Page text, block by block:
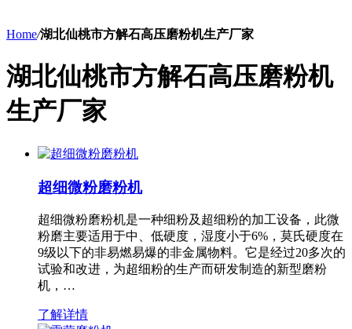
Home/湖北仙桃市方解石高压磨粉机生产厂家
湖北仙桃市方解石高压磨粉机
生产厂家
超细微粉磨粉机
超细微粉磨粉机是一种细粉及超细粉的加工设备，此微
粉磨主要适用于中、低硬度，湿度小于6%，莫氏硬度在
9级以下的非易燃易爆的非金属物料。它是经过20多次的
试验和改进，为超细粉的生产而研发制造的新型磨粉
机，…
了解详情